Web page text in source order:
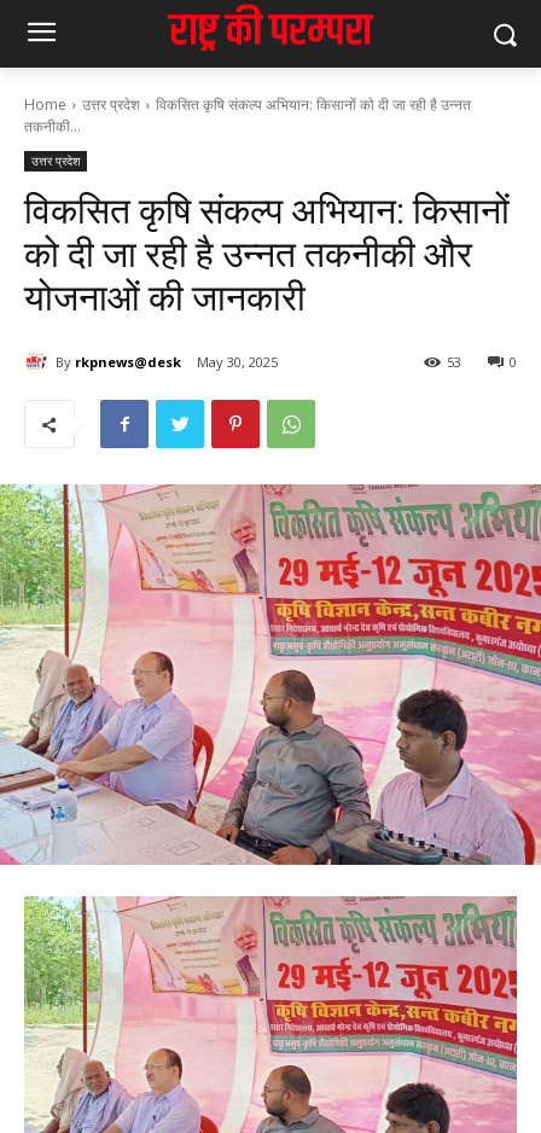
Home उत्तर प्रदेश
विकसित कृषि संकल्प अभियान: किसानों को दी जा रही है उन्नत
तकनीकी...
उत्तर प्रदेश
विकसित कृषि संकल्प अभियान: किसानों
को दी जा रही है उन्नत तकनीकी और
योजनाओं की जानकारी
By rkpnews@desk May 30, 2025 0
53